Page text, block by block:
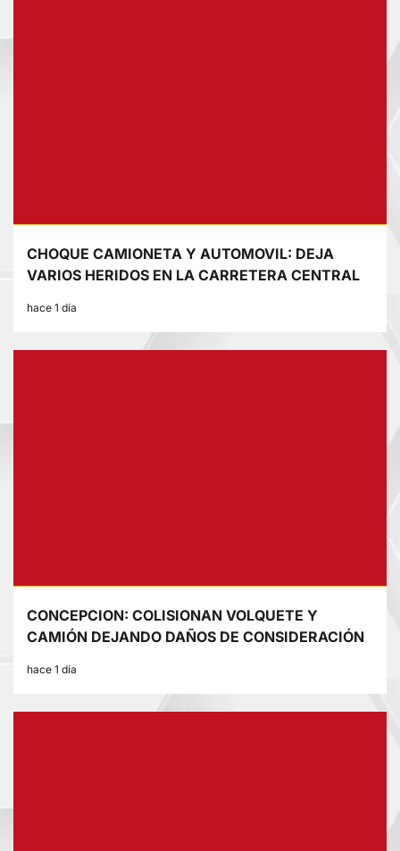
CHOQUE CAMIONETA Y AUTOMOVIL: DEJA
VARIOS HERIDOS EN LA CARRETERA CENTRAL
hace 1 día
CONCEPCION: COLISIONAN VOLQUETE Y
CAMIÓN DEJANDO DAÑOS DE CONSIDERACIÓN
hace 1 día